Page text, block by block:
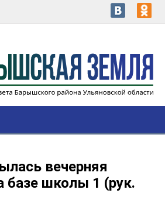
вечерняя
базе школы 1 (рук.